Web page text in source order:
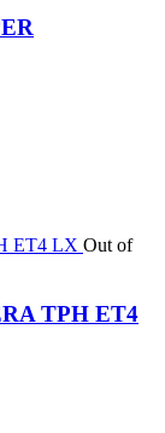
Out of
TPH ET4